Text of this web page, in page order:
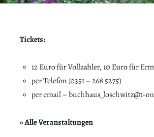
Tickets:
12 Euro für Vollzahler, 10 Euro für
per Telefon (0351 – 268 5275)
per email – buchhaus_loschwitz@t-
« Alle Veranstaltungen